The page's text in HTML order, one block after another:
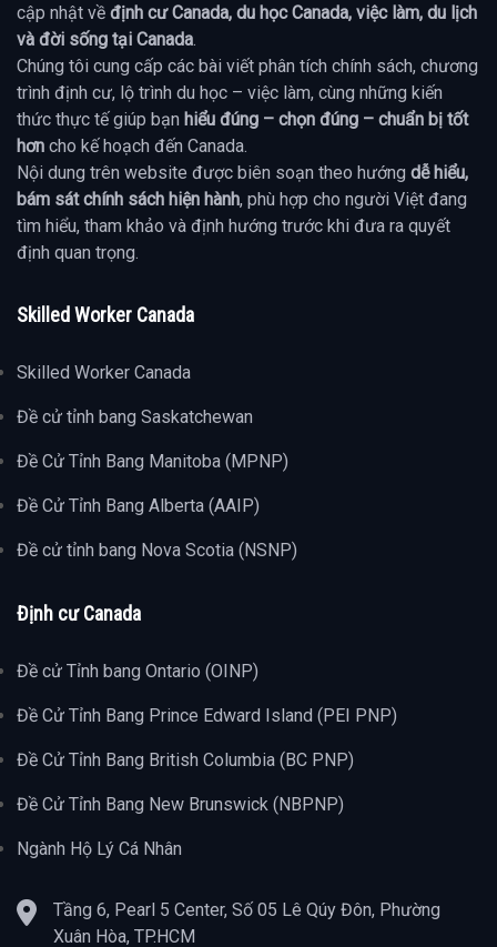
cập nhật về định cư Canada, du học Canada, việc làm, du lịch
và đời sống tại Canada
Chúng tôi cung cấp các bài viết phân tích chính sách, chương
trình định cư, lộ trình du học – việc làm, cùng những kiến
thức thực tế giúp bạn hiểu đúng – chọn đúng – chuẩn bị tốt
hơn cho kế hoạch đến Canada.
Nội dung trên website được biên soạn theo hướng dễ hiểu,
bám sát chính sách hiện hành, phù hợp cho người Việt đang
tìm hiểu, tham khảo và định hướng trước khi đưa ra quyết
định quan trọng.
Skilled Worker Canada
Skilled Worker Canada
Đề cử tỉnh bang Saskatchewan
Đề Cử Tỉnh Bang Manitoba (MPNP)
Đề Cử Tỉnh Bang Alberta (AAIP)
Đề cử tỉnh bang Nova Scotia (NSNP)
Định cư Canada
Đề cử Tỉnh bang Ontario (OINP)
Đề Cử Tỉnh Bang Prince Edward Island (PEI PNP)
Đề Cử Tỉnh Bang British Columbia (BC PNP)
Đề Cử Tỉnh Bang New Brunswick (NBPNP)
Ngành Hộ Lý Cá Nhân
Tầng 6, Pearl 5 Center, Số 05 Lê Qúy Đôn, Phường
Xuân Hòa, TP.HCM